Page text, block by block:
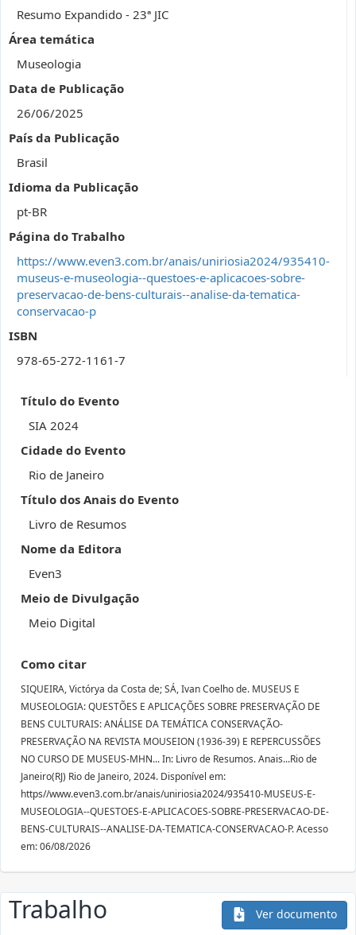
Resumo Expandido - 23ª JIC
Área temática
Museologia
Data de Publicação
26/06/2025
País da Publicação
Brasil
Idioma da Publicação
pt-BR
Página do Trabalho
https://www.even3.com.br/anais/uniriosia2024/935410-
museus-e-museologia--questoes-e-aplicacoes-sobre-
preservacao-de-bens-culturais--analise-da-tematica-
conservacao-p
ISBN
978-65-272-1161-7
Título do Evento
SIA 2024
Cidade do Evento
Rio de Janeiro
Título dos Anais do Evento
Livro de Resumos
Nome da Editora
Even3
Meio de Divulgação
Meio Digital
Como citar
SIQUEIRA, Victórya da Costa de; SÁ, Ivan Coelho de. MUSEUS E
MUSEOLOGIA: QUESTÕES E APLICAÇÕES SOBRE PRESERVAÇÃO DE
BENS CULTURAIS: ANÁLISE DA TEMÁTICA CONSERVAÇÃO-
PRESERVAÇÃO NA REVISTA MOUSEION (1936-39) E REPERCUSSÕES
NO CURSO DE MUSEUS-MHN... In: Livro de Resumos. Anais...Rio de
Janeiro(RJ) Rio de Janeiro, 2024. Disponível em:
https//www.even3.com.br/anais/uniriosia2024/935410-MUSEUS-E-
MUSEOLOGIA--QUESTOES-E-APLICACOES-SOBRE-PRESERVACAO-DE-
BENS-CULTURAIS--ANALISE-DA-TEMATICA-CONSERVACAO-P. Acesso
em: 06/08/2026
Trabalho Ver documento